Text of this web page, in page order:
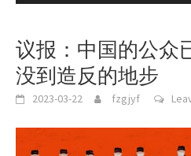
议报：中国的公众
没到造反的地步
2023-03-22 fzgjyf